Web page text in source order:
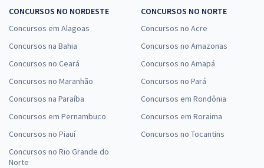
CONCURSOS NO NORDESTE
Concursos em Alagoas
Concursos na Bahia
Concursos no Ceará
Concursos no Maranhão
Concursos na Paraíba
Concursos em Pernambuco
Concursos no Piauí
Concursos no Rio Grande do
Norte
CONCURSOS NO NORTE
Concursos no Acre
Concursos no Amazonas
Concursos no Amapá
Concursos no Pará
Concursos em Rondônia
Concursos em Roraima
Concursos no Tocantins